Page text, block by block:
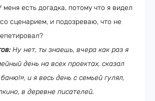
меня есть догадка, потому что я видел
сценарием, и подозреваю, что не
Ну нет, ты знаешь, вчера как раз я
день на всех проектах, сказал
и я весь день с семьей гулял,
в деревне писателей.